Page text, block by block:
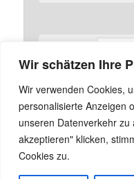
Wir schätzen Ihre
Wir verwenden Cookies,
personalisierte Anzeigen
unseren Datenverkehr zu
akzeptieren" klicken,
Cookies zu.
Name, E-Mail-
für meinen nächsten